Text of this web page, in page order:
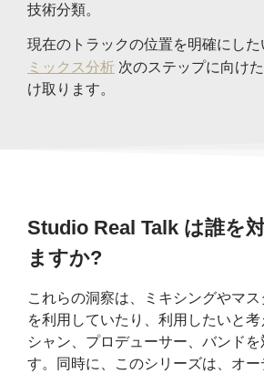
技術分類。
現在のトラックの位置を明確にし
ミックス分析 次のステップに向け
け取ります。
Studio Real Talk は誰を
ますか?
これらの洞察は、ミキシングやマ
を利用していたり​​、利用したいと
シャン、プロデューサー、バンドを
す。同時に、このシリーズは、オ